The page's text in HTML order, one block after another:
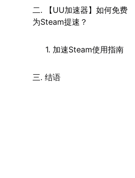
二. 【UU加速器】如何免费
为Steam提速？
1. 加速Steam使用指南
三. 结语